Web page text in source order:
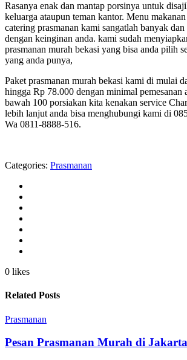
Rasanya enak dan mantap porsinya untuk
keluarga ataupun teman kantor. Menu
catering prasmanan kami sangatlah banyak dan
dengan keinginan anda. kami sudah
prasmanan murah bekasi yang bisa anda pilih
yang anda punya,
Paket prasmanan murah bekasi kami di mulai
hingga Rp 78.000 dengan minimal pemesanan
bawah 100 porsiakan kita kenakan service
lebih lanjut anda bisa menghubungi kami di
Wa 0811-8888-516.
Categories: Prasmanan
0 likes
Related Posts
Prasmanan
Pesan Prasmanan Murah di Jakarta